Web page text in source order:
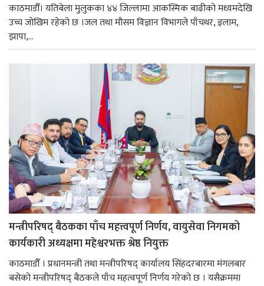
काठमाडौँ। यतिबेला मुलुकका ४४ जिल्लामा आकस्मिक बाढीको मध्यमदेखि
उच्च जोखिम रहेको छ ।जल तथा मौसम विज्ञान विभागले पाँचथर, इलाम,
झापा,...
मन्त्रीपरिषद् बैठकका पाँच महत्त्वपूर्ण निर्णय, वायुसेवा निगमको
कार्यकारी अध्यक्षमा महेश्वरभक्त श्रेष्ठ नियुक्त
काठमाडौँ । प्रधानमन्त्री तथा मन्त्रीपरिषद् कार्यालय सिंहदरबारमा मंगलबार
बसेको मन्त्रीपरिषद् बैठकले पाँच महत्वपूर्ण निर्णय गरेको छ । यसैक्रममा